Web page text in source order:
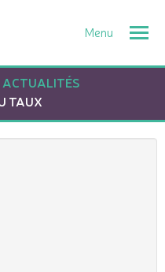
ACTUALITÉS
TAUX